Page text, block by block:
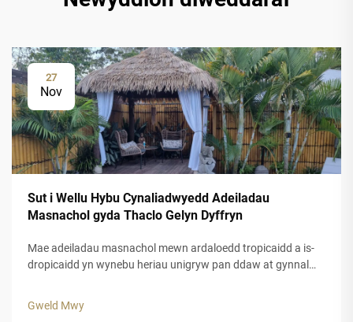
27
Nov
Sut i Wellu Hybu Cynaliadwyedd Adeiladau
Masnachol gyda Thaclo Gelyn Dyffryn
Mae adeiladau masnachol mewn ardaloedd tropicaidd a is-
dropicaidd yn wynebu heriau unigryw pan ddaw at gynnal
yn methu pan gaiff eu rhoi i agored i'w gofodolaeth gryf.
Gweld Mwy